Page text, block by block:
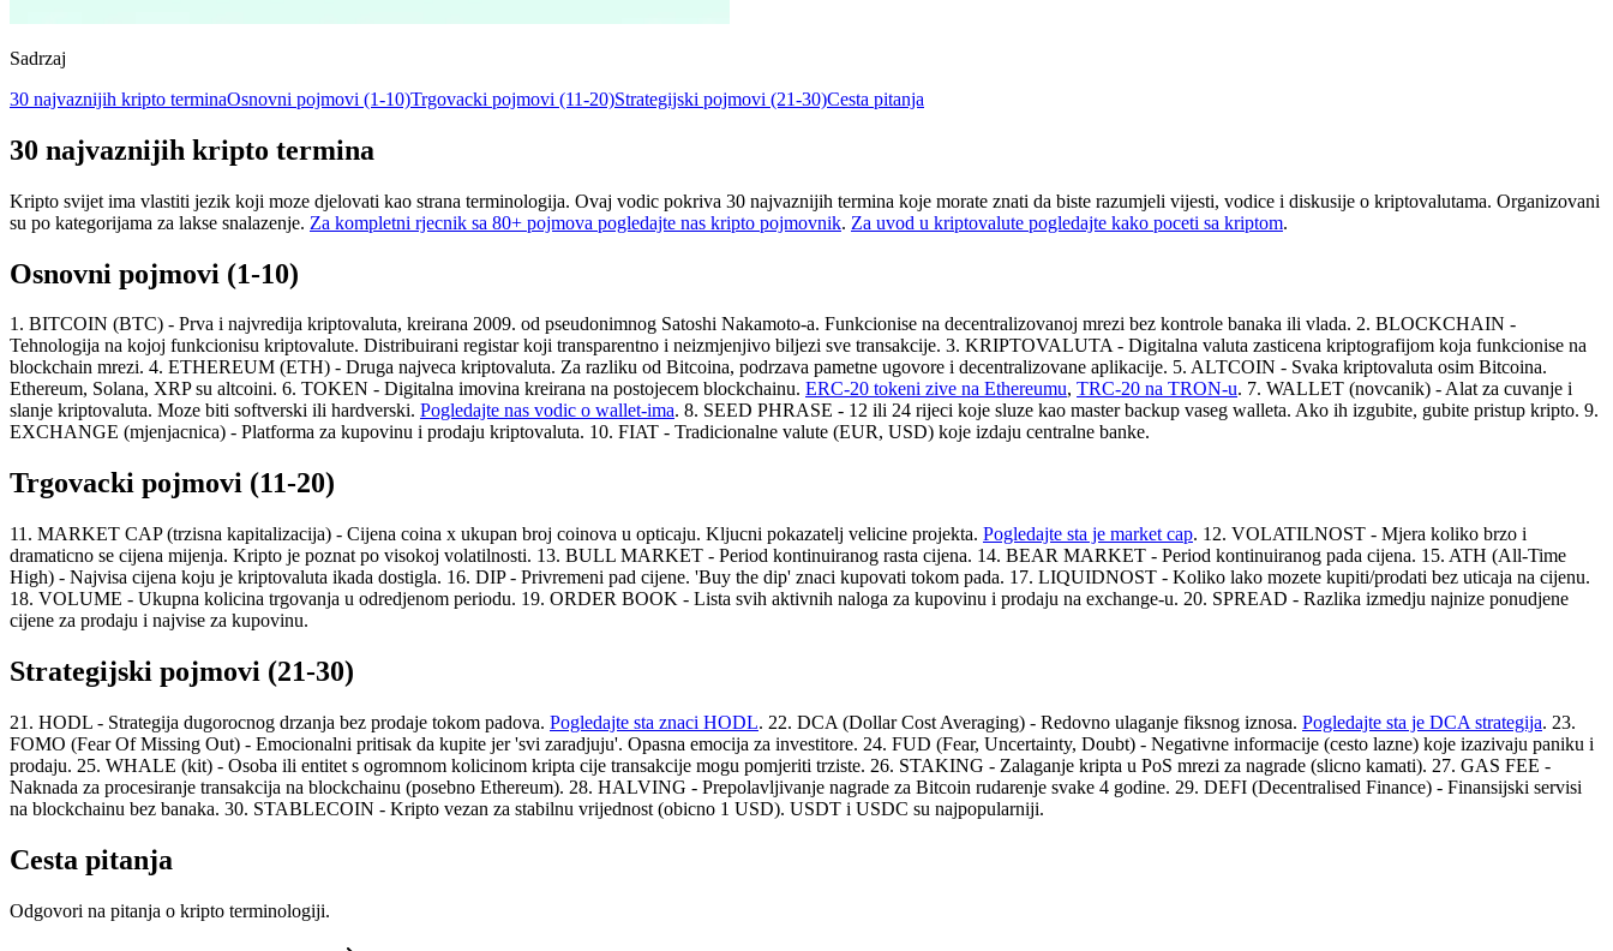
Sadrzaj
30 najvaznijih kripto terminaOsnovni pojmovi (1-10)Trgovacki pojmovi (11-20)Strategijski pojmovi (21-30)Cesta pitanja
30 najvaznijih kripto termina
Kripto svijet ima vlastiti jezik koji moze djelovati kao strana terminologija. Ovaj vodic pokriva 30 najvaznijih termina koje morate znati da biste razumjeli vijesti, vodice i diskusije o kriptovalutama. Organizovani
su po kategorijama za lakse snalazenje. Za kompletni rjecnik sa 80+ pojmova pogledajte nas kripto pojmovnik. Za uvod u kriptovalute pogledajte kako poceti sa kriptom.
Osnovni pojmovi (1-10)
1. BITCOIN (BTC) - Prva i najvredija kriptovaluta, kreirana 2009. od pseudonimnog Satoshi Nakamoto-a. Funkcionise na decentralizovanoj mrezi bez kontrole banaka ili vlada. 2. BLOCKCHAIN -
Tehnologija na kojoj funkcionisu kriptovalute. Distribuirani registar koji transparentno i neizmjenjivo biljezi sve transakcije. 3. KRIPTOVALUTA - Digitalna valuta zasticena kriptografijom koja funkcionise na
blockchain mrezi. 4. ETHEREUM (ETH) - Druga najveca kriptovaluta. Za razliku od Bitcoina, podrzava pametne ugovore i decentralizovane aplikacije. 5. ALTCOIN - Svaka kriptovaluta osim Bitcoina.
Ethereum, Solana, XRP su altcoini. 6. TOKEN - Digitalna imovina kreirana na postojecem blockchainu. ERC-20 tokeni zive na Ethereumu, TRC-20 na TRON-u. 7. WALLET (novcanik) - Alat za cuvanje i
slanje kriptovaluta. Moze biti softverski ili hardverski. Pogledajte nas vodic o wallet-ima. 8. SEED PHRASE - 12 ili 24 rijeci koje sluze kao master backup vaseg walleta. Ako ih izgubite, gubite pristup kripto. 9.
EXCHANGE (mjenjacnica) - Platforma za kupovinu i prodaju kriptovaluta. 10. FIAT - Tradicionalne valute (EUR, USD) koje izdaju centralne banke.
Trgovacki pojmovi (11-20)
11. MARKET CAP (trzisna kapitalizacija) - Cijena coina x ukupan broj coinova u opticaju. Kljucni pokazatelj velicine projekta. Pogledajte sta je market cap. 12. VOLATILNOST - Mjera koliko brzo i
dramaticno se cijena mijenja. Kripto je poznat po visokoj volatilnosti. 13. BULL MARKET - Period kontinuiranog rasta cijena. 14. BEAR MARKET - Period kontinuiranog pada cijena. 15. ATH (All-Time
High) - Najvisa cijena koju je kriptovaluta ikada dostigla. 16. DIP - Privremeni pad cijene. 'Buy the dip' znaci kupovati tokom pada. 17. LIQUIDNOST - Koliko lako mozete kupiti/prodati bez uticaja na cijenu.
18. VOLUME - Ukupna kolicina trgovanja u odredjenom periodu. 19. ORDER BOOK - Lista svih aktivnih naloga za kupovinu i prodaju na exchange-u. 20. SPREAD - Razlika izmedju najnize ponudjene
cijene za prodaju i najvise za kupovinu.
Strategijski pojmovi (21-30)
21. HODL - Strategija dugorocnog drzanja bez prodaje tokom padova. Pogledajte sta znaci HODL. 22. DCA (Dollar Cost Averaging) - Redovno ulaganje fiksnog iznosa. Pogledajte sta je DCA strategija. 23.
FOMO (Fear Of Missing Out) - Emocionalni pritisak da kupite jer 'svi zaradjuju'. Opasna emocija za investitore. 24. FUD (Fear, Uncertainty, Doubt) - Negativne informacije (cesto lazne) koje izazivaju paniku i
prodaju. 25. WHALE (kit) - Osoba ili entitet s ogromnom kolicinom kripta cije transakcije mogu pomjeriti trziste. 26. STAKING - Zalaganje kripta u PoS mrezi za nagrade (slicno kamati). 27. GAS FEE -
Naknada za procesiranje transakcija na blockchainu (posebno Ethereum). 28. HALVING - Prepolavljivanje nagrade za Bitcoin rudarenje svake 4 godine. 29. DEFI (Decentralised Finance) - Finansijski servisi
na blockchainu bez banaka. 30. STABLECOIN - Kripto vezan za stabilnu vrijednost (obicno 1 USD). USDT i USDC su najpopularniji.
Cesta pitanja
Odgovori na pitanja o kripto terminologiji.